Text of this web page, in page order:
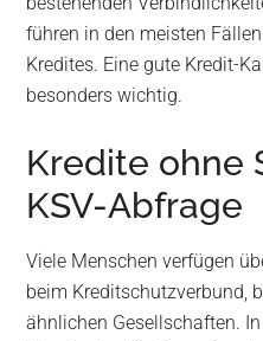
führen in den meisten
Kredites. Eine gute Kredit-
besonders wichtig.
Kredite ohne
KSV-Abfrage
Viele Menschen verfügen
beim Kreditschutzverbund,
ähnlichen Gesellschaften.